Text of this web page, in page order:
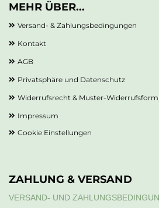
MEHR ÜBER...
Versand- & Zahlungsbedingungen
Kontakt
AGB
Privatsphäre und Datenschutz
Widerrufsrecht & Muster-
Impressum
Cookie Einstellungen
ZAHLUNG & VERSAND
VERSAND- UND